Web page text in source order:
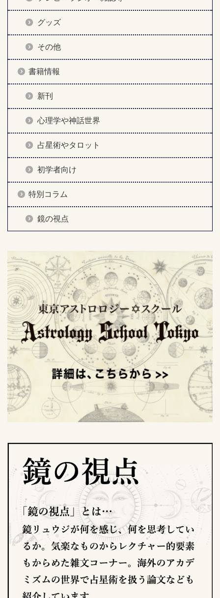
グッズ
その他
書籍情報
新刊
心理学や神話世界
占星術やタロット
初学者向け
特別コラム
鏡の視点